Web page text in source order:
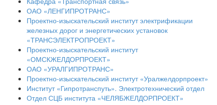
ОАО «ЛЕНГИПРОТРАНС»
Проектно-изыскательский институт электрификации
железных дорог и энергетических установок
«ТРАНСЭЛЕКТРОПРОЕКТ»
Проектно-изыскательский институт
«ОМСКЖЕЛДОРПРОЕКТ»
ОАО «УРАЛГИПРОТРАНС»
Проектно-изыскательский институт «Уралжелдорпроект»
Институт «Гипротранспуть». Электротехнический отдел
Отдел СЦБ института «ЧЕЛЯБЖЕЛДОРПРОЕКТ»